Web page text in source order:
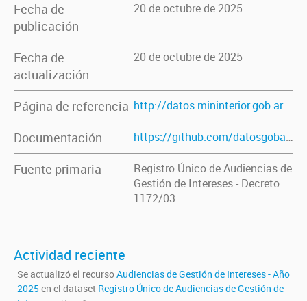
Fecha de
publicación
20 de octubre de 2025
Fecha de
actualización
20 de octubre de 2025
Página de referencia http://datos.mininterior.gob.ar/dataset/registro-unico-de-audiencias-de-gestion-de-intereses
Documentación https://github.com/datosgobar/datasets-portal/blob/master/audiencias/audiencias-documentacion.md
Fuente primaria
Registro Único de Audiencias de
Gestión de Intereses - Decreto
1172/03
Actividad reciente
Se actualizó el recursoAudiencias de Gestión de Intereses - Año
2025 en el dataset Registro Único de Audiencias de Gestión de